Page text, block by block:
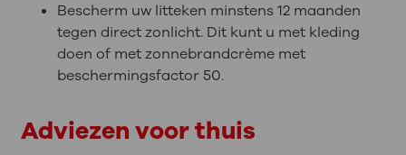
Bescherm uw litteken minstens 12 maanden
tegen direct zonlicht. Dit kunt u met kleding
doen of met zonnebrandcrème met
beschermingsfactor 50.
Adviezen voor thuis